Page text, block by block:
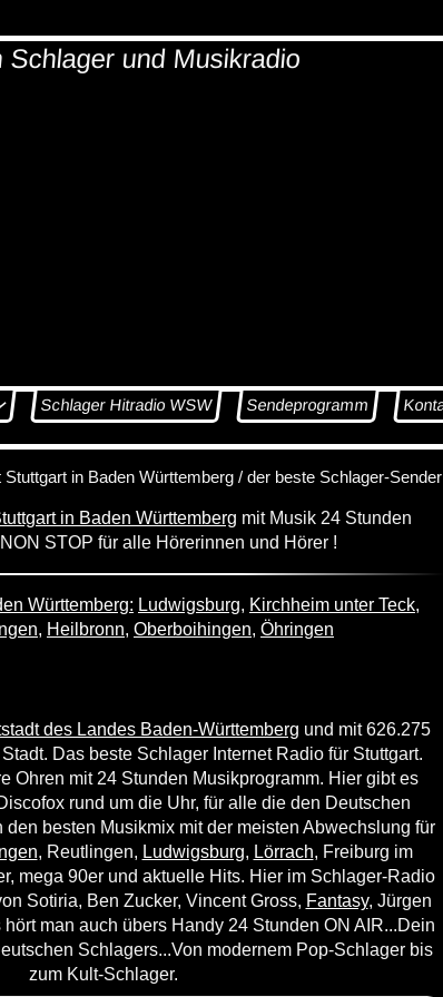
Schlager und Musikradio
Schlager Hitradio WSW Sendeprogramm
in Baden Württemberg / der beste Schlager-
in Baden Württemberg mit Musik 24 Stunden
STOP für alle Hörerinnen und Hörer !
Württemberg: Ludwigsburg, Kirchheim unter Teck,
Heilbronn, Oberboihingen, Öhringen
des Landes Baden-Württemberg und mit 626.275
Das beste Schlager Internet Radio für Stuttgart.
Ohren mit 24 Stunden Musikprogramm. Hier gibt es
rund um die Uhr, für alle die den Deutschen
besten Musikmix mit der meisten Abwechslung für
, Reutlingen, Ludwigsburg, Lörrach, Freiburg im
mega 90er und aktuelle Hits. Hier im Schlager-Radio
Sotiria, Ben Zucker, Vincent Gross, Fantasy, Jürgen
man auch übers Handy 24 Stunden ON AIR...Dein
Schlagers...Von modernem Pop-Schlager bis
zum Kult-Schlager.